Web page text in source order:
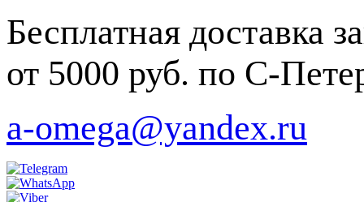
Бесплатная доставка
от 5000 руб. по С-
a-omega@yandex.ru